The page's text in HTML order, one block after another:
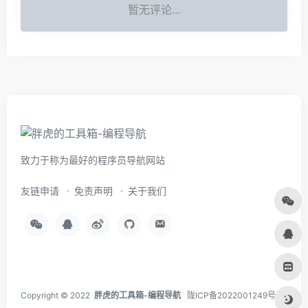
暂无评论...
致力于称为最好的程序员导航网站
友链申请 免责声明 关于我们
Copyright © 2022 胖虎的工具箱-编程导航 陇ICP备2022001249号